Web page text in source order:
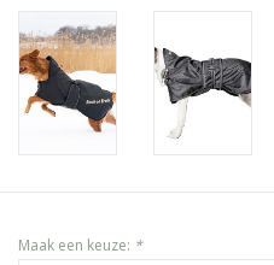
Maak een keuze: *